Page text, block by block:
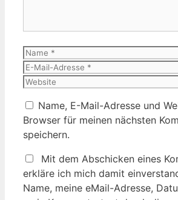
Name
Name, E-Mail-Adresse und
Browser für meinen nächsten
speichern.
Mit dem Abschicken eines
erkläre ich mich damit
Name, meine eMail-Adresse,